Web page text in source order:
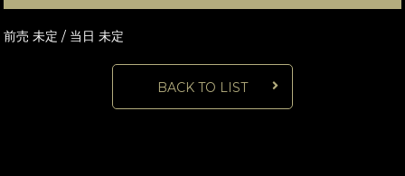
前売 未定 / 当日 未定
BACK TO LIST